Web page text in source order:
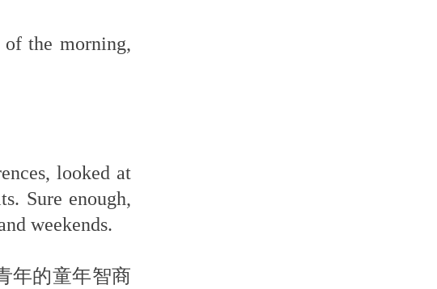
the morning,
looked at
Sure enough,
weekends.
年的童年智商